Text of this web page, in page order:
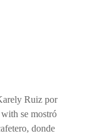
Ruiz por
se mostró
donde